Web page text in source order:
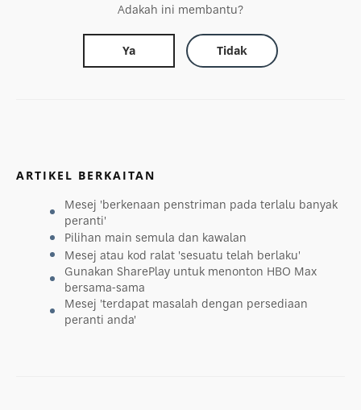
Adakah ini membantu?
Ya Tidak
ARTIKEL BERKAITAN
Mesej 'berkenaan penstriman pada terlalu banyak
peranti'
Pilihan main semula dan kawalan
Mesej atau kod ralat 'sesuatu telah berlaku'
Gunakan SharePlay untuk menonton HBO Max
bersama-sama
Mesej 'terdapat masalah dengan persediaan
peranti anda'